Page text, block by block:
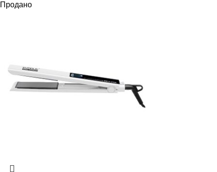
Продано